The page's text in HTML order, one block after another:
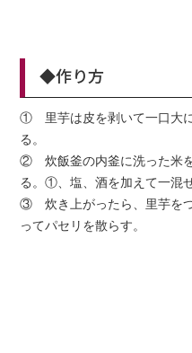
◆作り方
① 里芋は皮を剥いて一口大
る。
② 炊飯釜の内釜に洗った米
る。①、塩、酒を加えて一混
③ 炊き上がったら、里芋を
ってパセリを散らす。